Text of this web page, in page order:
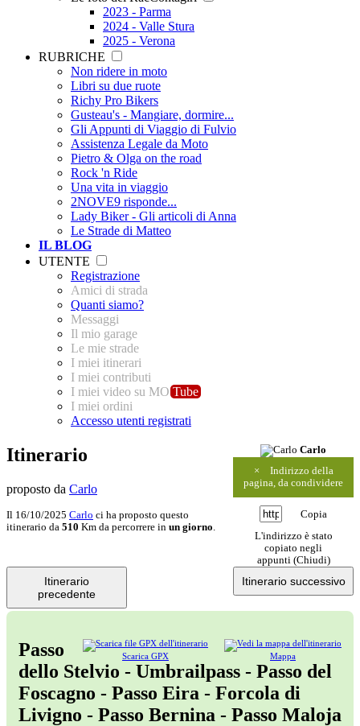
2023 - Parma
2024 - Valle Stura
2025 - Verona
RUBRICHE
Non ridere in moto
Libri su due ruote
Richy Pro Bikers
Gusteau's - Mangiare, dormire...
Gli Appunti di Viaggio di Fulvio
Assistenza Legale da Moto
Pietro & Olga on the road
Rock 'n Ride
Una vita in viaggio
2NOVE9 risponde...
Lady Biker - Gli articoli di Anna
Le Strade di Matteo
IL BLOG
UTENTE
Registrazione
Amici di strada
Quanti siamo?
Messaggi
Il mio garage
Le mie strade
I miei itinerari
I miei contributi
I miei video su MO Tube
I miei ordini
Accesso utenti registrati
Carlo
×
Indirizzo della
pagina, da condividere
Copia
L'indirizzo è stato
copiato negli
appunti (Chiudi)
Itinerario
proposto da Carlo
Il 16/10/2025 Carlo ci ha proposto questo
itinerario da 510 Km da percorrere in un giorno.
Itinerario
precedente
Itinerario successivo
Mappa
Scarica GPX
Passo
dello Stelvio - Umbrailpass - Passo del
Foscagno - Passo Eira - Forcola di
Livigno - Passo Bernina - Passo Maloja